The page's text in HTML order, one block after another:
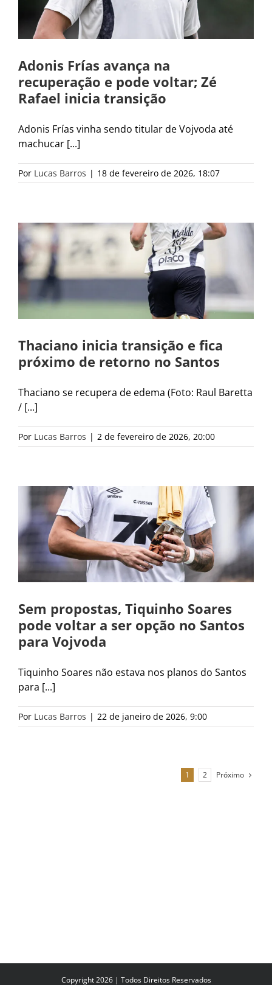
Adonis Frías avança na
recuperação e pode voltar; Zé
Rafael inicia transição
Adonis Frías vinha sendo titular de Vojvoda até
machucar [...]
Por Lucas Barros | 18 de fevereiro de 2026, 18:07
Thaciano inicia transição e fica
próximo de retorno no Santos
Thaciano se recupera de edema (Foto: Raul Baretta
/ [...]
Por Lucas Barros | 2 de fevereiro de 2026, 20:00
Sem propostas, Tiquinho Soares
pode voltar a ser opção no Santos
para Vojvoda
Tiquinho Soares não estava nos planos do Santos
para [...]
Por Lucas Barros | 22 de janeiro de 2026, 9:00
1 2 Próximo
Copyright 2026 | Todos Direitos Reservados